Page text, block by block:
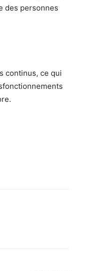
des personnes
continus, ce qui